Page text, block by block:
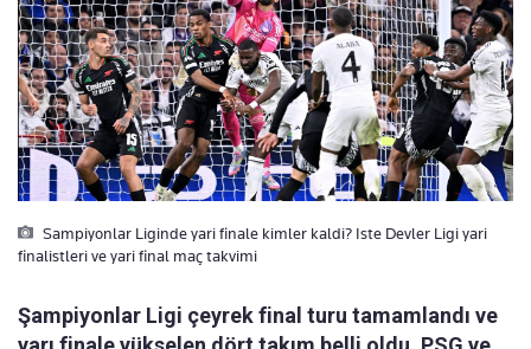
Sampiyonlar Liginde yari finale kimler kaldi? Iste Devler Ligi yari
finalistleri ve yari final maç takvimi
Şampiyonlar Ligi çeyrek final turu tamamlandı ve